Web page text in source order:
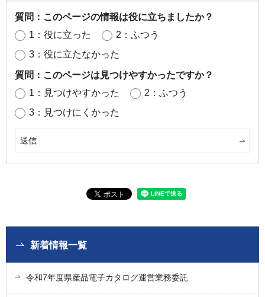
質問：このページの情報は役に立ちましたか？
1：役に立った
2：ふつう
3：役に立たなかった
質問：このページは見つけやすかったですか？
1：見つけやすかった
2：ふつう
3：見つけにくかった
新着情報一覧
令和7年度県産品電子カタログ運営業務委託